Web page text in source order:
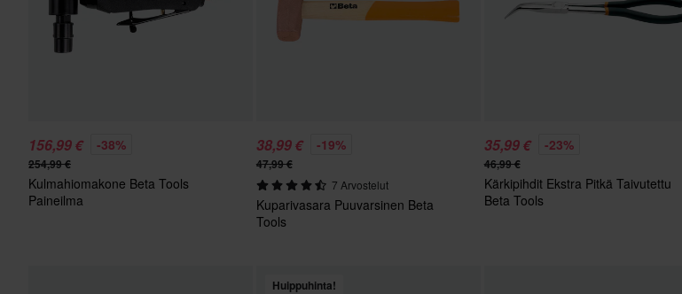
156,99 € -38%
254,99 €
Kulmahiomakone Beta Tools
Paineilma
38,99 € -19%
47,99 €
7 Arvostelut
Kuparivasara Puuvarsinen Beta
Tools
35,99 € -23%
46,99 €
Kärkipihdit Ekstra Pitkä Taivutettu
Beta Tools
Huippuhinta!